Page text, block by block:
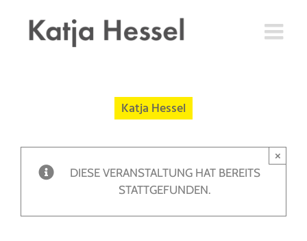
springen
Katja Hessel
DIESE VERANSTALTUNG HAT BEREITS
STATTGEFUNDEN.
×